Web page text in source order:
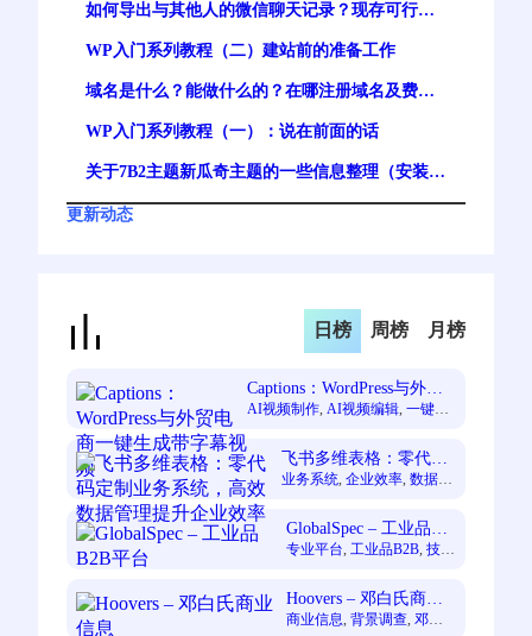
如何导出与其他人的微信聊天记录？现存可行方
WP入门系列教程（二）建站前的准备工作
域名是什么？能做什么的？在哪注册域名及费
WP入门系列教程（一）：说在前面的话
关于7B2主题新瓜奇主题的一些信息整理（安装及
更新动态
日榜 周榜 月榜
Captions：WordPress与外贸
电商一键生成带字幕视频
AI视频制作, AI视频编辑, 一键生
频创作者, 自动字幕生成
飞书多维表格：零代码
定制业务系统，高效数
业务系统, 企业效率, 数据管
格
GlobalSpec – 工业品
B2B平台
专业平台, 工业品B2B, 技术
Hoovers – 邓白氏商业
信息
商业信息, 背景调查, 邓白